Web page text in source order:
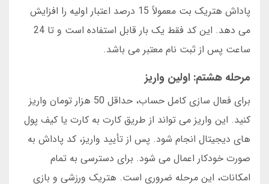
پاداش هتریک بت معمولاً 15 درصد اعتبار اولیه را افزایش
می دهد. این کد فقط یک بار قابل استفاده است و تا 24
ساعت پس از ثبت نام معتبر می باشد.
مرحله هشتم: اولین واریز
برای فعال سازی کامل حساب، حداقل 50 هزار تومان واریز
کنید. این واریز می تواند از طریق کارت به کارت یا کیف پول
های دیجیتال انجام شود. پس از تأیید واریز، کد پاداش به
صورت خودکار اعمال می شود. برای دسترسی به تمام
امکانات، این مرحله ضروری است. هتریک ورزشی و بازی